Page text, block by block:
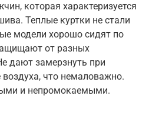
которая характеризуется
Теплые куртки не стали
модели хорошо сидят по
от разных
дают замерзнуть при
что немаловажно.
и непромокаемыми.